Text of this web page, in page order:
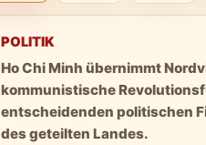
POLITIK
Ho Chi Minh übernimmt
kommunistische
entscheidenden politischen
des geteilten Landes.